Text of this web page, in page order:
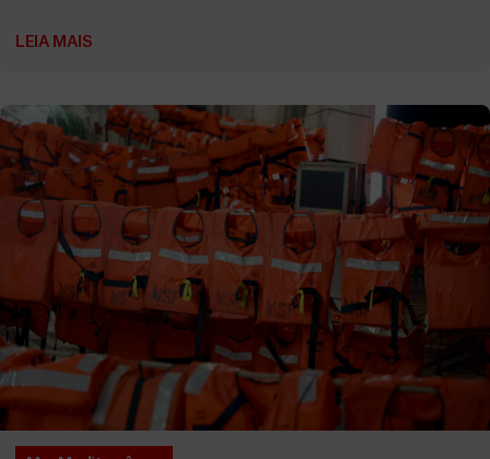
LEIA MAIS